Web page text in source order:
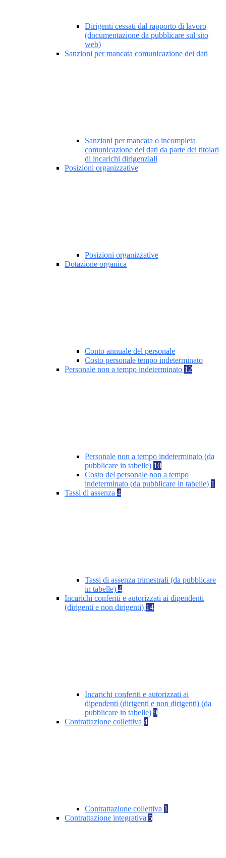
Dirigenti cessati dal rapporto di lavoro
(documentazione da pubblicare sul sito
web)
Sanzioni per mancata comunicazione dei dati
Sanzioni per mancata o incompleta
comunicazione dei dati da parte dei titolari
di incarichi dirigenziali
Posizioni organizzative
Posizioni organizzative
Dotazione organica
Conto annuale del personale
Costo personale tempo indeterminato
Personale non a tempo indeterminato 12
Personale non a tempo indeterminato (da
pubblicare in tabelle) 10
Costo del personale non a tempo
indeterminato (da pubblicare in tabelle) 1
Tassi di assenza 4
Tassi di assenza trimestrali (da pubblicare
in tabelle) 4
Incarichi conferiti e autorizzati ai dipendenti
(dirigenti e non dirigenti) 14
Incarichi conferiti e autorizzati ai
dipendenti (dirigenti e non dirigenti) (da
pubblicare in tabelle) 9
Contrattazione collettiva 4
Contrattazione collettiva 1
Contrattazione integrativa 5